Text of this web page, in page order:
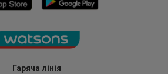
Гаряча лінія